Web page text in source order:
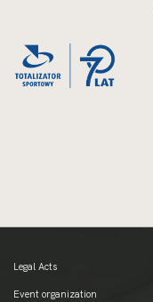
Legal Acts
Event organization